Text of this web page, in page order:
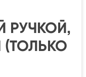
РУЧКОЙ,
(ТОЛЬКО